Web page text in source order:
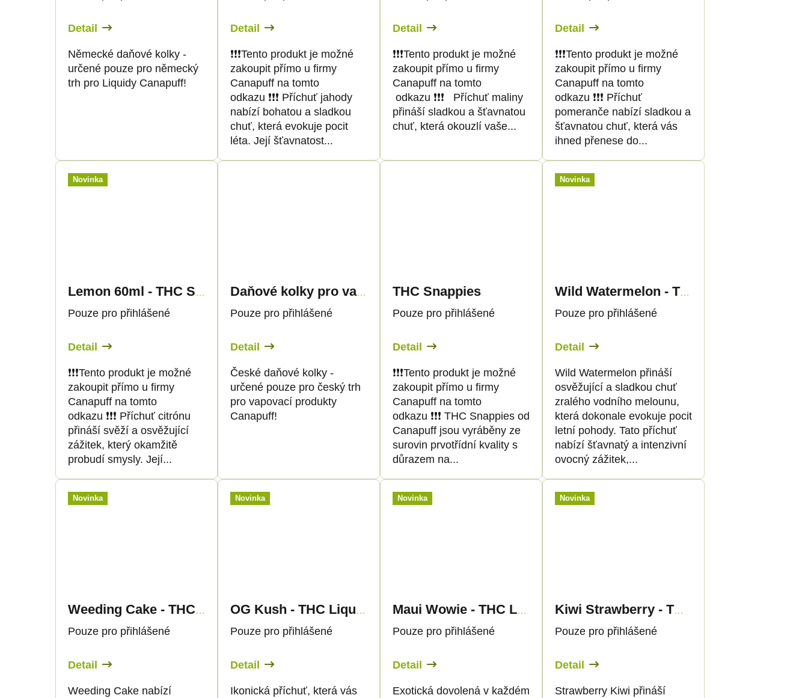
Detail
Německé daňové kolky -
určené pouze pro německý
trh pro Liquidy Canapuff!
Detail
❗️❗️❗️Tento produkt je možné
zakoupit přímo u firmy
Canapuff na tomto
odkazu ❗️❗️❗️ Příchuť jahody
nabízí bohatou a sladkou
chuť, která evokuje pocit
léta. Její šťavnatost...
Detail
❗️❗️❗️Tento produkt je možné
zakoupit přímo u firmy
Canapuff na tomto
odkazu ❗️❗️❗️ Příchuť maliny
přináší sladkou a šťavnatou
chuť, která okouzlí vaše...
Detail
❗️❗️❗️Tento produkt je možné
zakoupit přímo u firmy
Canapuff na tomto
odkazu ❗️❗️❗️ Příchuť
pomeranče nabízí sladkou a
šťavnatou chuť, která vás
ihned přenese do...
Novinka
Lemon 60ml - THC SHOT - Canapuff
Pouze pro přihlášené
Detail
❗️❗️❗️Tento produkt je možné
zakoupit přímo u firmy
Canapuff na tomto
odkazu ❗️❗️❗️ Příchuť citrónu
přináší svěží a osvěžující
zážitek, který okamžitě
probudí smysly. Její...
Daňové kolky pro vapovací produkty 30ml - pouze pro CZ zákazníky
Pouze pro přihlášené
Detail
České daňové kolky -
určené pouze pro český trh
pro vapovací produkty
Canapuff!
THC Snappies
Pouze pro přihlášené
Detail
❗️❗️❗️Tento produkt je možné
zakoupit přímo u firmy
Canapuff na tomto
odkazu ❗️❗️❗️ THC Snappies od
Canapuff jsou vyráběny ze
surovin prvotřídní kvality s
důrazem na...
Novinka
Wild Watermelon - THC Liquid 89mg THC/2000mg CBD - 30ml - Canapuff
Pouze pro přihlášené
Detail
Wild Watermelon přináší
osvěžující a sladkou chuť
zralého vodního melounu,
která dokonale evokuje pocit
letní pohody. Tato příchuť
nabízí šťavnatý a intenzivní
ovocný zážitek,...
Novinka
Weeding Cake - THC Liquid 89mg THC/1000mg CBC - 30ml - Canapuff
Pouze pro přihlášené
Detail
Weeding Cake nabízí
Novinka
OG Kush - THC Liquid 89mg THC/1000mg CBC - 30ml - Canapuff
Pouze pro přihlášené
Detail
Ikonická příchuť, která vás
Novinka
Maui Wowie - THC Liquid 89mg - 30ml - Canapuff
Pouze pro přihlášené
Detail
Exotická dovolená v každém
Novinka
Kiwi Strawberry - THC Liquid 89mg - 30ml - Canapuff
Pouze pro přihlášené
Detail
Strawberry Kiwi přináší